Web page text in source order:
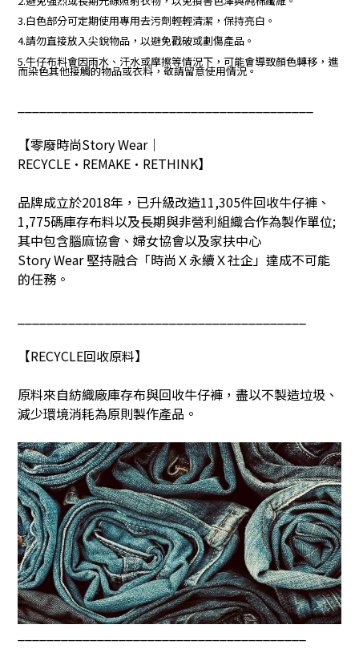
3.白色部分可定期使用專用去污劑輕輕清潔，保持亮白。
4.請勿直接放入尖銳物品，以避免戳破或劃傷產品。
5.牛仔布料會因雨水、汗水或摩擦等情況下，可能會導致顏色轉移，進
而染色其他接觸的物品或衣料，敬請留意使用情況。
【零廢時尚Story Wear｜
RECYCLE•REMAKE•RETHINK】
品牌成立於2018年，已升級改造11,305件回收牛仔褲、
1,775碼庫存布料以及長期與非營利組織合作為製作單位;
其中包含腦麻協會、婦女協會以及家扶中心
Story Wear堅持融合「時尚Ｘ永續Ｘ社企」達成不可能
的任務。
【RECYCLE回收原料】
原料來自紡織廠庫存布與回收牛仔褲，盡以不製造垃圾、
減少環境消耗為原則製作產品。